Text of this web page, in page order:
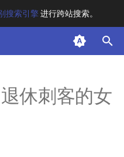
搜索引擎进行跨站搜索。
休刺客的女